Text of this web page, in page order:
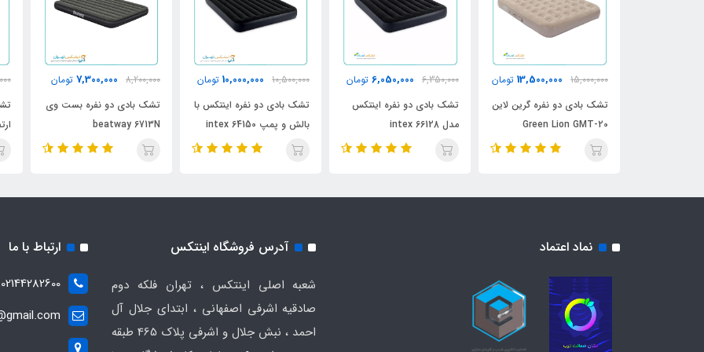
15,000,000
13,500,000 تومان
تشک بادی دو نفره گرین لاین
Green Lion GMT-20
6,350,000
6,050,000 تومان
تشک بادی دو نفره اینتکس
مدل intex 66128
10,500,000
10,000,000 تومان
تشک بادی دو نفره اینتکس با
بالش و پمپ intex 64150
8,200,000
7,300,000 تومان
تشک بادی دو نفره بست وی
beatway 6713N
نماد اعتماد آدرس فروشگاه اینتکس
شعبه اصلی اینتکس ، تهران فلکه دوم
صادقیه اشرفی اصفهانی ، ابتدای جلال آل
احمد ، نبش جلال و اشرفی پلاک 465 طبقه
ارتباط با ما
02144282600